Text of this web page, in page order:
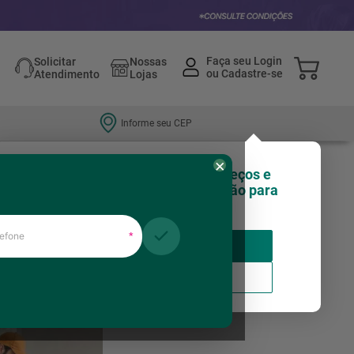
Solicitar
Atendimento
Nossas
Lojas
Informe seu CEP
Olá, você sabia que nossos preços e
estoques podem variar de região para
Insira seu CEP
×
*